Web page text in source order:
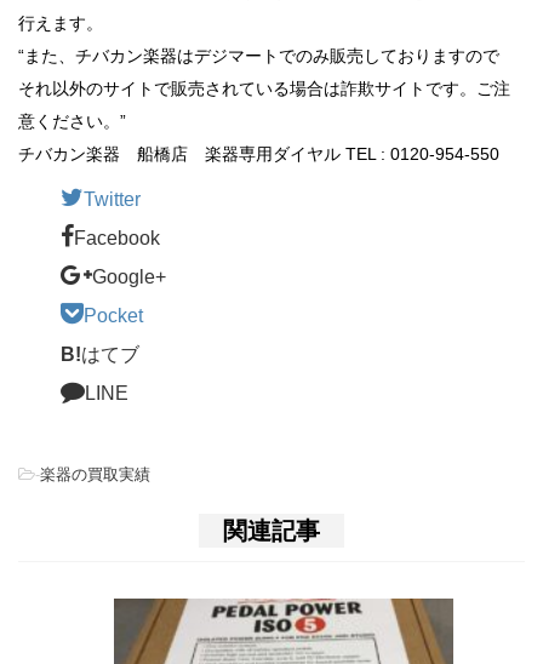
行えます。
“また、チバカン楽器はデジマートでのみ販売しておりますので
それ以外のサイトで販売されている場合は詐欺サイトです。ご注
意ください。”
チバカン楽器 船橋店 楽器専用ダイヤル TEL : 0120-954-550
Twitter
Facebook
Google+
Pocket
B!はてブ
LINE
-楽器の買取実績
関連記事